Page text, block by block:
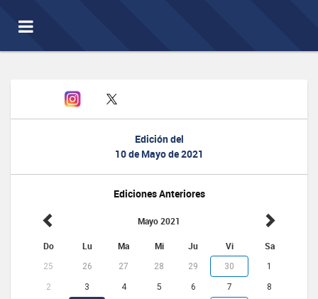
Toggle
navigation
Edición del
10 de Mayo de 2021
Ediciones Anteriores
Mayo 2021
Do Lu Ma Mi Ju Vi Sa
25 26 27 28 29 30 1
2 3 4 5 6 7 8